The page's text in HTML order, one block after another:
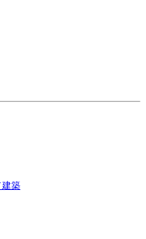
建築